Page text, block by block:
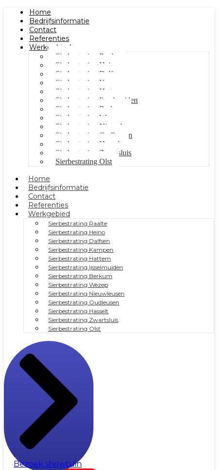
Home
Bedrijfsinformatie
Contact
Referenties
Werkgebied
Sierbestrating Raalte
Sierbestrating Heino
Sierbestrating Dalfsen
Sierbestrating Kampen
Sierbestrating Hattem
Sierbestrating Ijsselmuiden
Sierbestrating Berkum
Sierbestrating Wezep
Sierbestrating Nieuwleusen
Sierbestrating Oudleusen
Sierbestrating Hasselt
Sierbestrating Zwartsluis
Sierbestrating Olst
Home
Bedrijfsinformatie
Contact
Referenties
Werkgebied
Sierbestrating Raalte
Sierbestrating Heino
Sierbestrating Dalfsen
Sierbestrating Kampen
Sierbestrating Hattem
Sierbestrating Ijsselmuiden
Sierbestrating Berkum
Sierbestrating Wezep
Sierbestrating Nieuwleusen
Sierbestrating Oudleusen
Sierbestrating Hasselt
Sierbestrating Zwartsluis
Sierbestrating Olst
Bezoek showtuin